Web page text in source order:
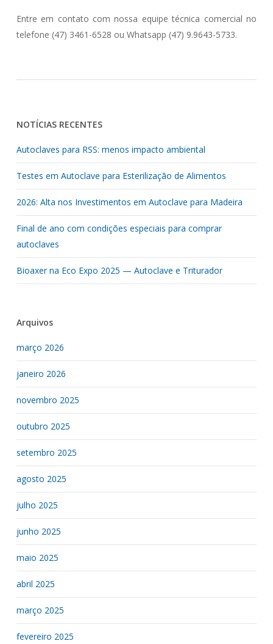
Entre em contato com nossa equipe técnica comercial no
telefone (47) 3461-6528 ou Whatsapp (47) 9.9643-5733.
NOTÍCIAS RECENTES
Autoclaves para RSS: menos impacto ambiental
Testes em Autoclave para Esterilização de Alimentos
2026: Alta nos Investimentos em Autoclave para Madeira
Final de ano com condições especiais para comprar
autoclaves
Bioaxer na Eco Expo 2025 — Autoclave e Triturador
Arquivos
março 2026
janeiro 2026
novembro 2025
outubro 2025
setembro 2025
agosto 2025
julho 2025
junho 2025
maio 2025
abril 2025
março 2025
fevereiro 2025